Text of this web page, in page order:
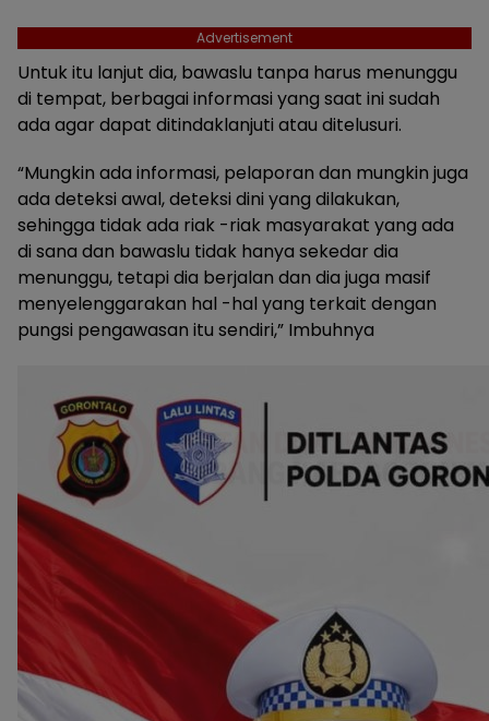
Advertisement
Untuk itu lanjut dia, bawaslu tanpa harus menunggu
di tempat, berbagai informasi yang saat ini sudah
ada agar dapat ditindaklanjuti atau ditelusuri.
“Mungkin ada informasi, pelaporan dan mungkin juga
ada deteksi awal, deteksi dini yang dilakukan,
sehingga tidak ada riak -riak masyarakat yang ada
di sana dan bawaslu tidak hanya sekedar dia
menunggu, tetapi dia berjalan dan dia juga masif
menyelenggarakan hal -hal yang terkait dengan
pungsi pengawasan itu sendiri,” Imbuhnya